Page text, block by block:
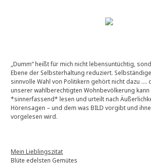
„Dumm“ heißt für mich nicht lebensuntüchtig,
Ebene der Selbsterhaltung reduziert.
sinnvolle Wahl von Politikern gehört nicht dazu ….
unserer wahlberechtigten Wohnbevölkerung kann
*sinnerfassend* lesen und urteilt nach
Hörensagen – und dem was BILD vorgibt und
vorgelesen wird.
Mein Lieblingszitat
Blüte edelsten Gemütes